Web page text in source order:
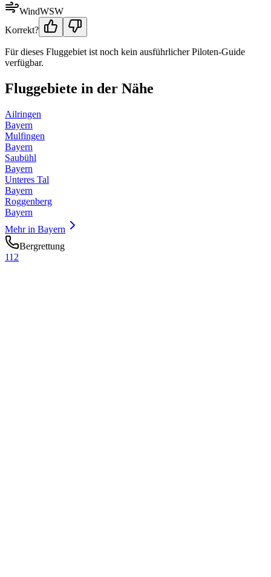
WindWSW
Korrekt?
Für dieses Fluggebiet ist noch kein ausführlicher Piloten-Guide
verfügbar.
Fluggebiete in der Nähe
Ailringen
Bayern
Mulfingen
Bayern
Saubühl
Bayern
Unteres Tal
Bayern
Roggenberg
Bayern
Mehr in Bayern
Bergrettung
112